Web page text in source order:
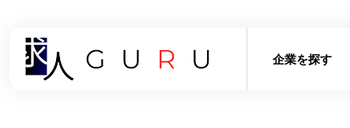
企業を探す